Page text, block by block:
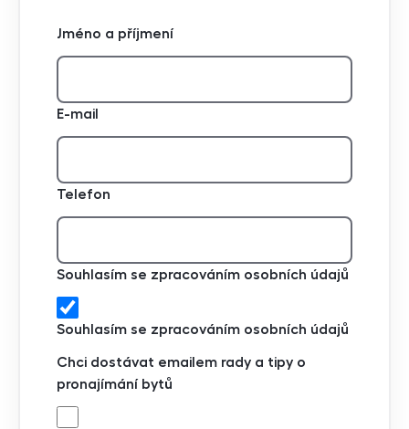
Jméno a příjmení
E-mail
Telefon
Souhlasím se zpracováním osobních údajů
Souhlasím se zpracováním osobních údajů
Chci dostávat emailem rady a tipy o
pronajímání bytů